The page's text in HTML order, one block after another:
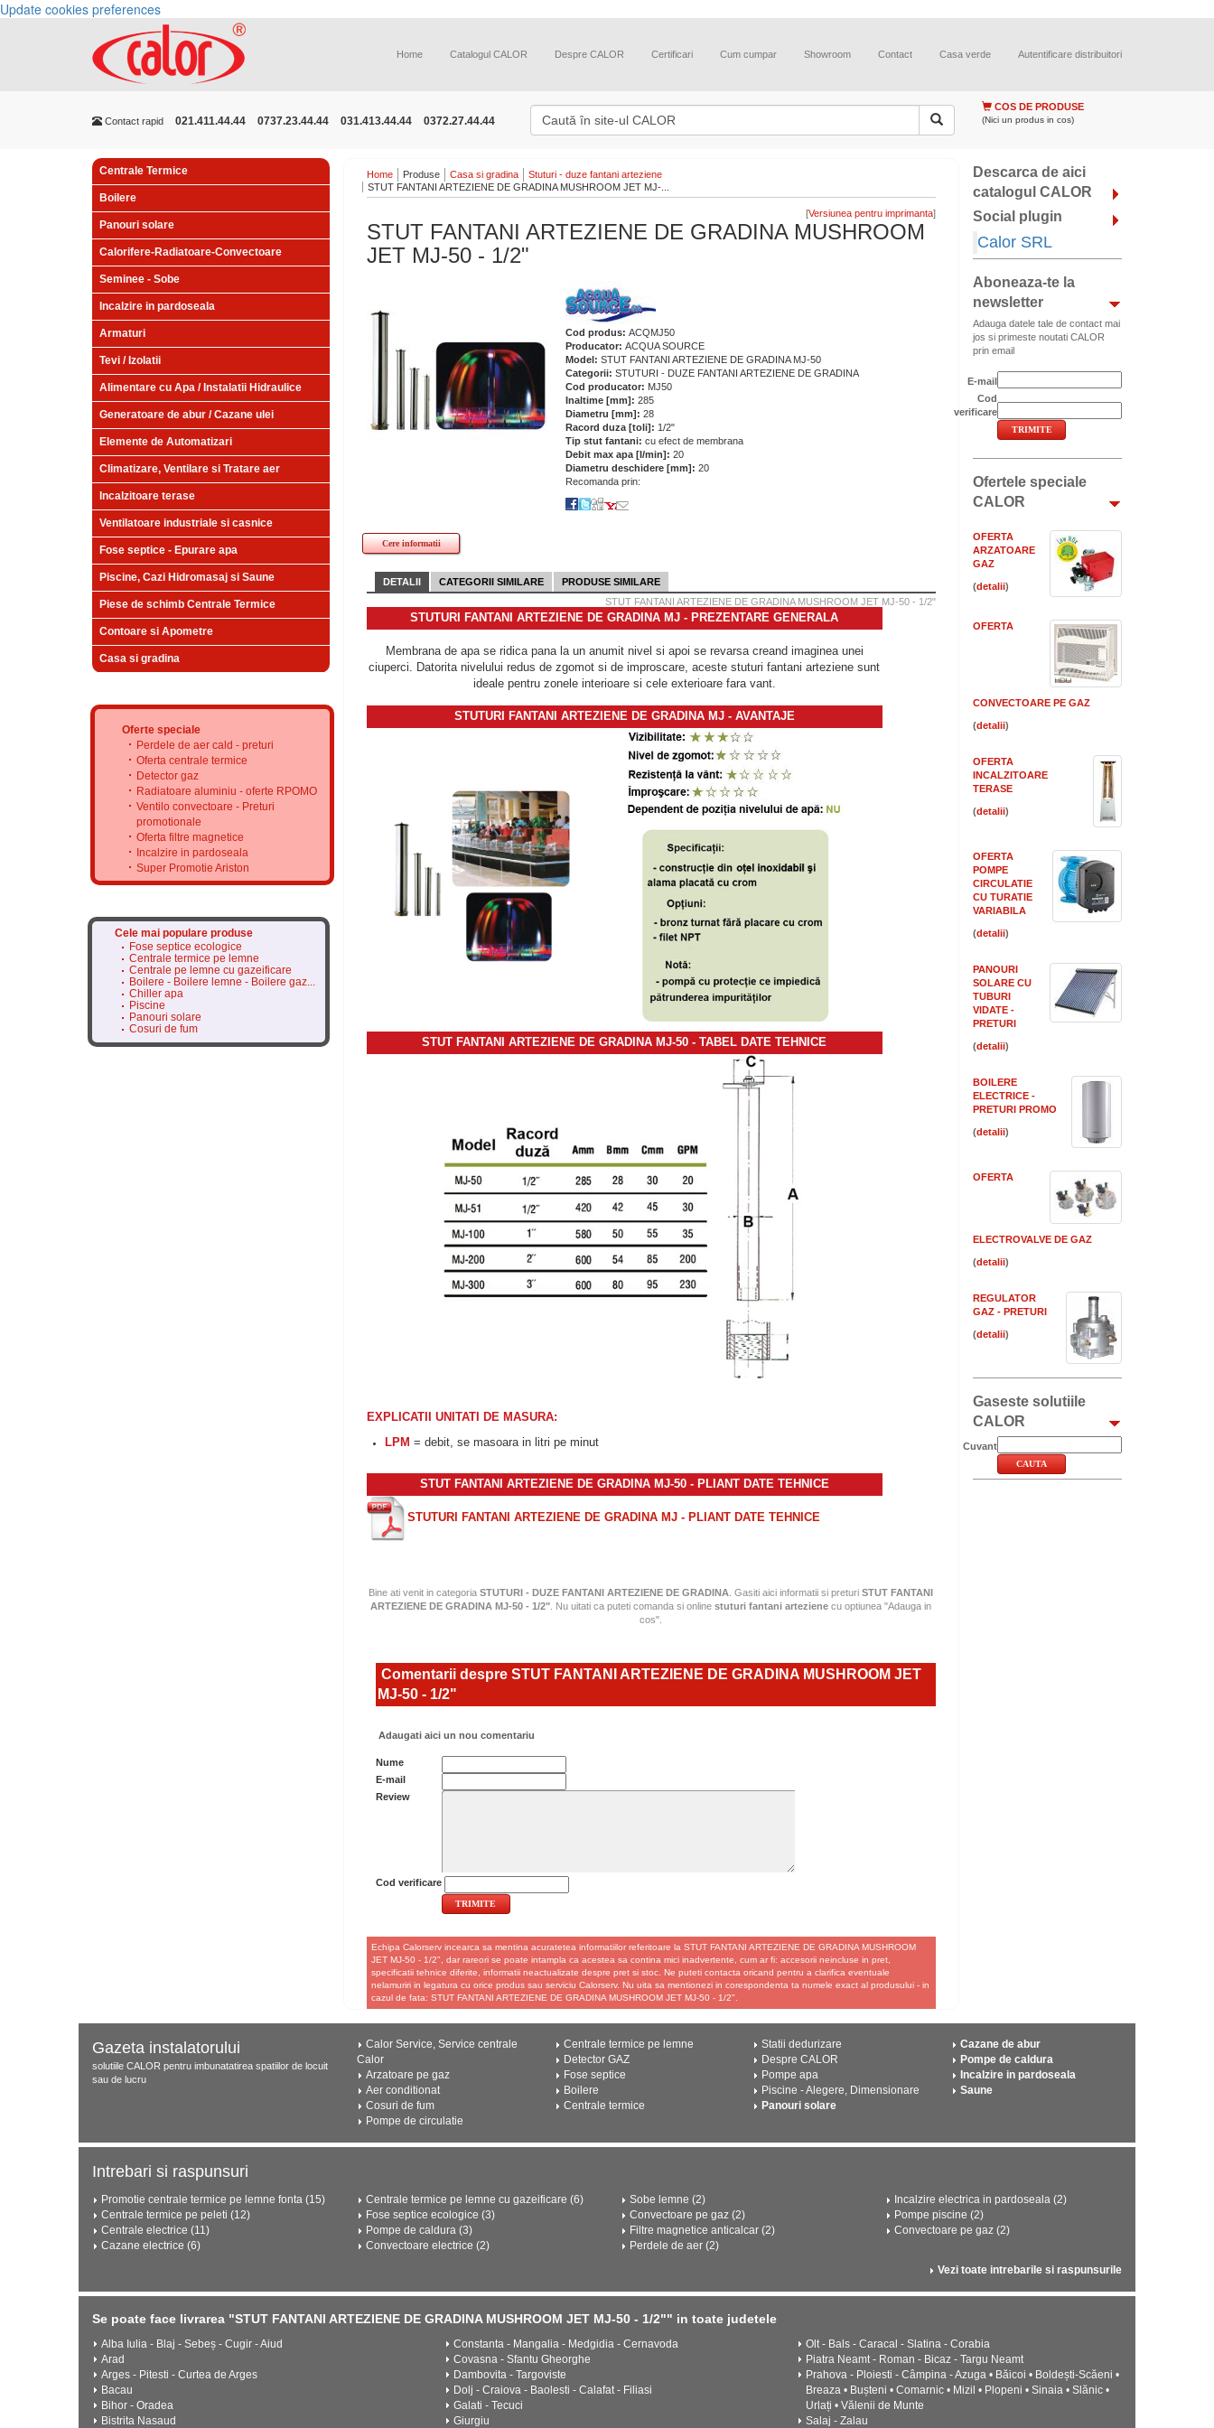
Update cookies preferences
Home Catalogul CALOR Despre CALOR Certificari Cum cumpar Showroom Contact Casa verde Autentificare distribuitori
Contact rapid 021.411.44.44 0737.23.44.44 031.413.44.44 0372.27.44.44
COS DE PRODUSE
(Nici un produs in cos)
Centrale Termice
Boilere
Panouri solare
Calorifere-Radiatoare-Convectoare
Seminee - Sobe
Incalzire in pardoseala
Armaturi
Tevi / Izolatii
Alimentare cu Apa / Instalatii Hidraulice
Generatoare de abur / Cazane ulei
Elemente de Automatizari
Climatizare, Ventilare si Tratare aer
Incalzitoare terase
Ventilatoare industriale si casnice
Fose septice - Epurare apa
Piscine, Cazi Hidromasaj si Saune
Piese de schimb Centrale Termice
Contoare si Apometre
Casa si gradina
Oferte speciale
Perdele de aer cald - preturi
Oferta centrale termice
Detector gaz
Radiatoare aluminiu - oferte RPOMO
Ventilo convectoare - Preturi
promotionale
Oferta filtre magnetice
Incalzire in pardoseala
Super Promotie Ariston
Cele mai populare produse
Fose septice ecologice
Centrale termice pe lemne
Centrale pe lemne cu gazeificare
Boilere - Boilere lemne - Boilere gaz...
Chiller apa
Piscine
Panouri solare
Cosuri de fum
Home Produse Casa si gradina
Stuturi - duze fantani arteziene
STUT FANTANI ARTEZIENE DE GRADINA MUSHROOM JET MJ-...
[ ]
STUT FANTANI ARTEZIENE DE GRADINA MUSHROOM
JET MJ-50 - 1/2"
Cod produs: ACQMJ50
Producator: ACQUA SOURCE
Model: STUT FANTANI ARTEZIENE DE GRADINA MJ-50
Categorii: STUTURI - DUZE FANTANI ARTEZIENE DE GRADINA
Cod producator: MJ50
Inaltime [mm]: 285
Diametru [mm]: 28
Racord duza [toli]: 1/2"
Tip stut fantani: cu efect de membrana
Debit max apa [l/min]: 20
Diametru deschidere [mm]: 20
Recomanda prin:
Cere informatii
DETALII CATEGORII SIMILARE
PRODUSE SIMILARE
STUT FANTANI ARTEZIENE DE GRADINA MUSHROOM JET MJ-50 - 1/2"
STUTURI FANTANI ARTEZIENE DE GRADINA MJ - PREZENTARE GENERALA
Membrana de apa se ridica pana la un anumit nivel si apoi se revarsa creand imaginea unei
ciuperci. Datorita nivelului redus de zgomot si de improscare, aceste stuturi fantani arteziene sunt
ideale pentru zonele interioare si cele exterioare fara vant.
STUTURI FANTANI ARTEZIENE DE GRADINA MJ - AVANTAJE
STUT FANTANI ARTEZIENE DE GRADINA MJ-50 - TABEL DATE TEHNICE
EXPLICATII UNITATI DE MASURA:
LPM = debit, se masoara in litri pe minut
STUT FANTANI ARTEZIENE DE GRADINA MJ-50 - PLIANT DATE TEHNICE
STUTURI FANTANI ARTEZIENE DE GRADINA MJ - PLIANT DATE TEHNICE
Bine ati venit in categoriaSTUTURI - DUZE FANTANI ARTEZIENE DE GRADINA . Gasiti aici informatii si preturiSTUT FANTANI
ARTEZIENE DE GRADINA MJ-50 - 1/2" . Nu uitati ca puteti comanda si onlinestuturi fantani arteziene cu optiunea "Adauga in
cos".
Comentarii despre STUT FANTANI ARTEZIENE DE GRADINA MUSHROOM JET
MJ-50 - 1/2"
Adaugati aici un nou comentariu
Nume
E-mail
Review
Cod verificare
Echipa Calorserv incearca sa mentina acuratetea informatiilor referitoare la STUT FANTANI ARTEZIENE DE GRADINA MUSHROOM
JET MJ-50 - 1/2", dar rareori se poate intampla ca acestea sa contina mici inadvertente, cum ar fi: accesorii neincluse in pret,
specificatii tehnice diferite, informatii neactualizate despre pret si stoc. Ne puteti contacta oricand pentru a clarifica eventuale
nelamuriri in legatura cu orice produs sau serviciu Calorserv. Nu uita sa mentionezi in corespondenta ta numele exact al produsului - in
cazul de fata: STUT FANTANI ARTEZIENE DE GRADINA MUSHROOM JET MJ-50 - 1/2".
Descarca de aici
catalogul CALOR
Social plugin
Calor SRL
Aboneaza-te la
newsletter
Adauga datele tale de contact mai
jos si primeste noutati CALOR
prin email
E-mail
Cod
verificare
Ofertele speciale
CALOR
OFERTA
ARZATOARE
GAZ
( )
OFERTA
CONVECTOARE PE GAZ
( )
OFERTA
INCALZITOARE
TERASE
( )
OFERTA
POMPE
CIRCULATIE
CU TURATIE
VARIABILA
( )
PANOURI
SOLARE CU
TUBURI
VIDATE -
PRETURI
( )
BOILERE
ELECTRICE -
PRETURI PROMO
( )
OFERTA
ELECTROVALVE DE GAZ
( )
REGULATOR
GAZ - PRETURI
( )
Gaseste solutiile
CALOR
Cuvant
Gazeta instalatorului
solutiile CALOR pentru imbunatatirea spatiilor de locuit
sau de lucru
Calor Service, Service centrale
Calor
Arzatoare pe gaz
Aer conditionat
Cosuri de fum
Pompe de circulatie
Centrale termice pe lemne
Detector GAZ
Fose septice
Boilere
Centrale termice
Statii dedurizare
Despre CALOR
Pompe apa
Piscine - Alegere, Dimensionare
Panouri solare
Cazane de abur
Pompe de caldura
Incalzire in pardoseala
Saune
Intrebari si raspunsuri
Promotie centrale termice pe lemne fonta (15)
Centrale termice pe peleti (12)
Centrale electrice (11)
Cazane electrice (6)
Centrale termice pe lemne cu gazeificare (6)
Fose septice ecologice (3)
Pompe de caldura (3)
Convectoare electrice (2)
Sobe lemne (2)
Convectoare pe gaz (2)
Filtre magnetice anticalcar (2)
Perdele de aer (2)
Incalzire electrica in pardoseala (2)
Pompe piscine (2)
Convectoare pe gaz (2)
Vezi toate intrebarile si raspunsurile
Se poate face livrarea "STUT FANTANI ARTEZIENE DE GRADINA MUSHROOM JET MJ-50 - 1/2"" in toate judetele
Alba Iulia - Blaj - Sebeș - Cugir - Aiud
Arad
Arges - Pitesti - Curtea de Arges
Bacau
Bihor - Oradea
Bistrita Nasaud
Constanta - Mangalia - Medgidia - Cernavoda
Covasna - Sfantu Gheorghe
Dambovita - Targoviste
Dolj - Craiova - Baolesti - Calafat - Filiasi
Galati - Tecuci
Giurgiu
Olt - Bals - Caracal - Slatina - Corabia
Piatra Neamt - Roman - Bicaz - Targu Neamt
Prahova - Ploiesti - Câmpina - Azuga • Băicoi • Boldești-Scăeni •
Breaza • Bușteni • Comarnic • Mizil • Plopeni • Sinaia • Slănic •
Urlați • Vălenii de Munte
Salaj - Zalau